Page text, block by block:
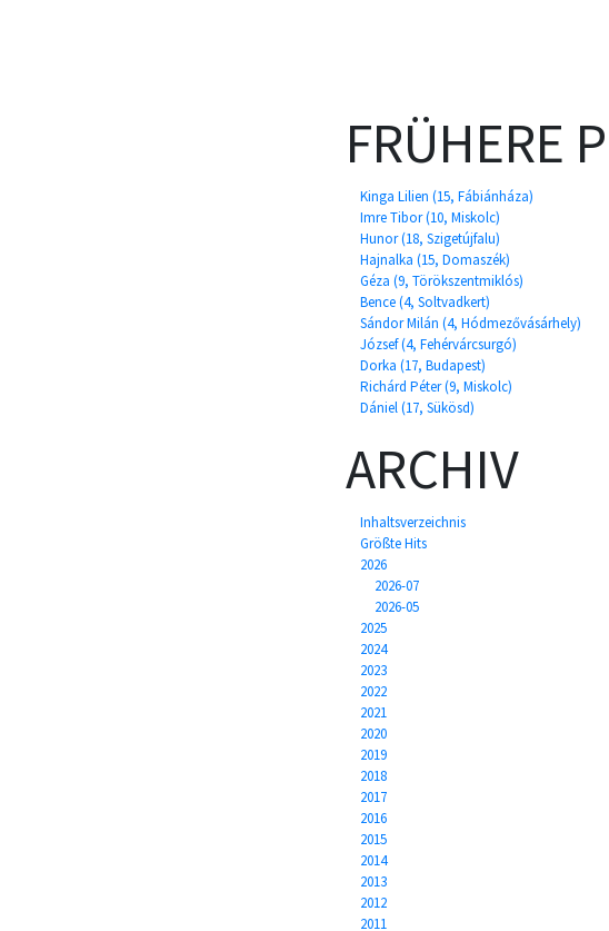
FRÜHERE
Kinga Lilien (15, Fábiánháza)
Imre Tibor (10, Miskolc)
Hunor (18, Szigetújfalu)
Hajnalka (15, Domaszék)
Géza (9, Törökszentmiklós)
Bence (4, Soltvadkert)
Sándor Milán (4, Hódmezővásárhely)
József (4, Fehérvárcsurgó)
Dorka (17, Budapest)
Richárd Péter (9, Miskolc)
Dániel (17, Sükösd)
ARCHIV
Inhaltsverzeichnis
Größte Hits
2026
2026-07
2026-05
2025
2024
2023
2022
2021
2020
2019
2018
2017
2016
2015
2014
2013
2012
2011